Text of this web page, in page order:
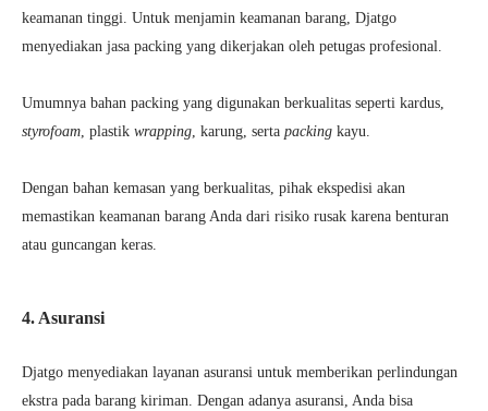
keamanan tinggi. Untuk menjamin keamanan barang, Djatgo
menyediakan jasa packing yang dikerjakan oleh petugas profesional.
Umumnya bahan packing yang digunakan berkualitas seperti kardus,
styrofoam, plastik wrapping, karung, serta packing kayu.
Dengan bahan kemasan yang berkualitas, pihak ekspedisi akan
memastikan keamanan barang Anda dari risiko rusak karena benturan
atau guncangan keras.
4. Asuransi
Djatgo menyediakan layanan asuransi untuk memberikan perlindungan
ekstra pada barang kiriman. Dengan adanya asuransi, Anda bisa